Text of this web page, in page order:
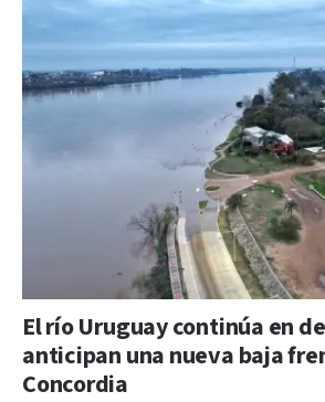
El río Uruguay continúa en
anticipan una nueva baja
Concordia